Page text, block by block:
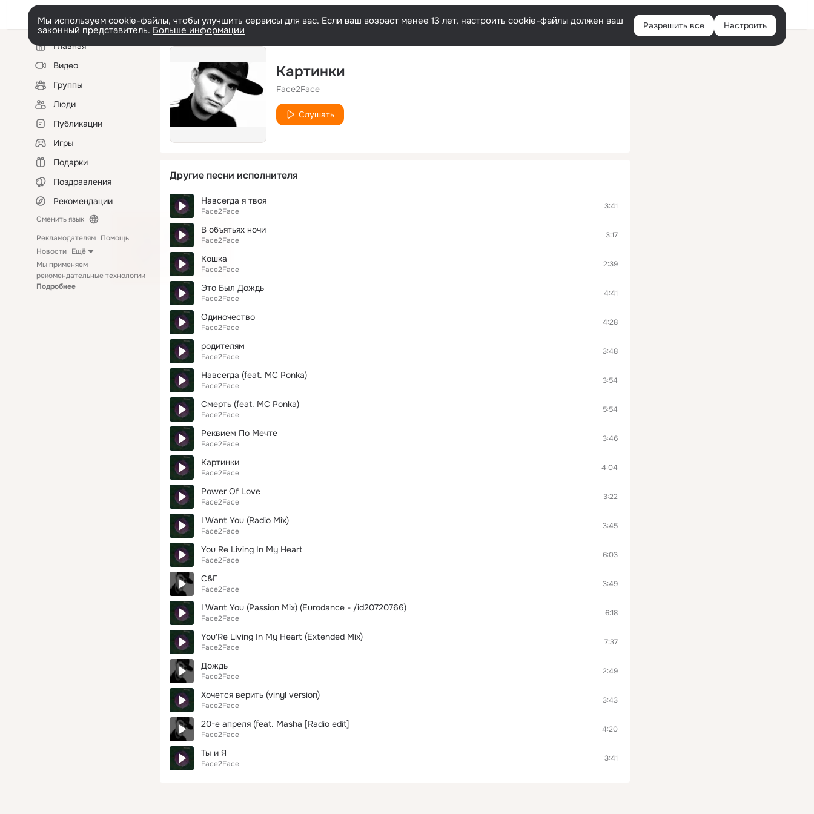
Войти
Мы используем cookie-файлы, чтобы улучшить сервисы для вас. Если ваш возраст менее 13 лет, настроить cookie-файлы должен ваш
законный представитель. Больше информации Разрешить все Настроить
Левая
колонкаГлавная
Видео
Группы
Люди
Публикации
Игры
Подарки
Поздравления
Рекомендации
Сменить язык
Рекламодателям Помощь
Новости Ещё
Мы применяем
рекомендательные технологии
Подробнее
Картинки
Face2Face
Слушать
Другие песни исполнителя
Навсегда я твоя
Face2Face
3:41
В объятьях ночи
Face2Face
3:17
Кошка
Face2Face
2:39
Это Был Дождь
Face2Face
4:41
Одиночество
Face2Face
4:28
родителям
Face2Face
3:48
Навсегда (feat. MC Ponka)
Face2Face
3:54
Смерть (feat. MC Ponka)
Face2Face
5:54
Реквием По Мечте
Face2Face
3:46
Картинки
Face2Face
4:04
Power Of Love
Face2Face
3:22
I Want You (Radio Mix)
Face2Face
3:45
You Re Living In My Heart
Face2Face
6:03
С&Г
Face2Face
3:49
I Want You (Passion Mix) (Eurodance - /id20720766)
Face2Face
6:18
You'Re Living In My Heart (Extended Mix)
Face2Face
7:37
Дождь
Face2Face
2:49
Хочется верить (vinyl version)
Face2Face
3:43
20-е апреля (feat. Masha [Radio edit]
Face2Face
4:20
Ты и Я
Face2Face
3:41